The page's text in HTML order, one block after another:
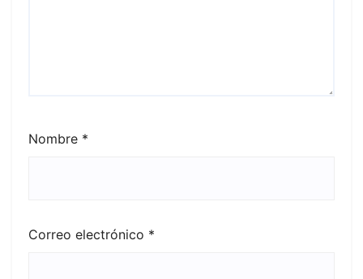
Nombre *
Correo electrónico *